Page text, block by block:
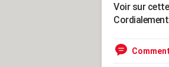
Voir sur cette